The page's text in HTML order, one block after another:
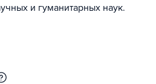
и гуманитарных наук.